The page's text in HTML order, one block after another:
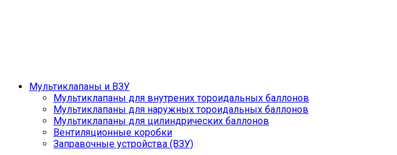
Мультиклапаны и ВЗУ
Мультиклапаны для внутрених тороидальных баллонов
Мультиклапаны для наружных тороидальных баллонов
Мультиклапаны для цилиндрических баллонов
Вентиляционные коробки
Заправочные устройства (ВЗУ)